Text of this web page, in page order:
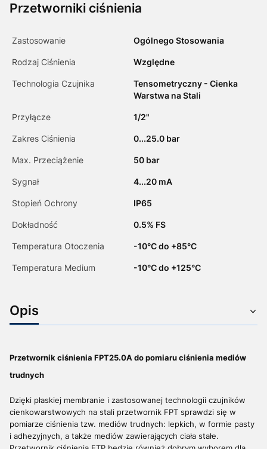
Przetworniki ciśnienia
Zastosowanie Ogólnego Stosowania
Rodzaj Ciśnienia Względne
Technologia Czujnika
Tensometryczny - Cienka
Warstwa na Stali
Przyłącze 1/2"
Zakres Ciśnienia 0...25.0 bar
Max. Przeciążenie 50 bar
Sygnał 4...20 mA
Stopień Ochrony IP65
Dokładność 0.5% FS
Temperatura Otoczenia -10°C do +85°C
Temperatura Medium -10°C do +125°C
Opis
Przetwornik ciśnienia FPT25.0A do pomiaru ciśnienia mediów
trudnych
Dzięki płaskiej membranie i zastosowanej technologii czujników
cienkowarstwowych na stali przetwornik FPT sprawdzi się w
pomiarze ciśnienia tzw. mediów trudnych: lepkich, w formie pasty
i adhezyjnych, a także mediów zawierających ciała stałe.